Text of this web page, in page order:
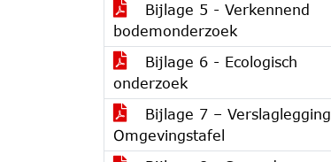
Bijlage 5 - Verkennend
bodemonderzoek
Bijlage 6 - Ecologisch
onderzoek
Bijlage 7 – Verslaglegging
Omgevingstafel